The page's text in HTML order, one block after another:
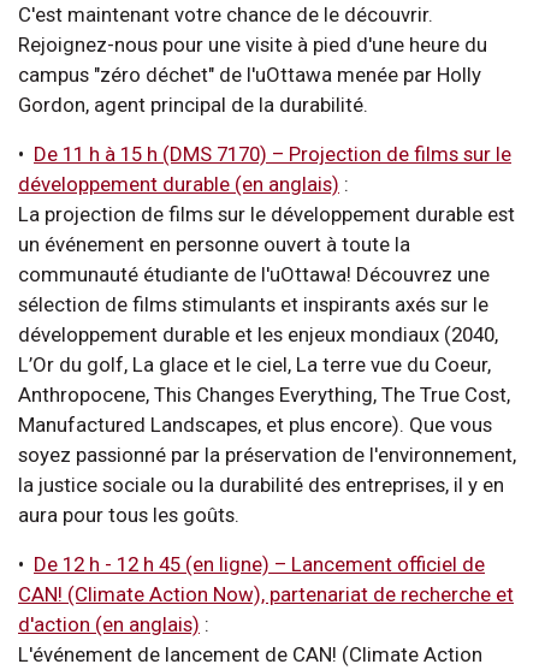
C'est maintenant votre chance de le découvrir.
Rejoignez-nous pour une visite à pied d'une heure du
campus "zéro déchet" de l'uOttawa menée par Holly
Gordon, agent principal de la durabilité.
• De 11 h à 15 h (DMS 7170) – Projection de films sur le
développement durable (en anglais) :
La projection de films sur le développement durable est
un événement en personne ouvert à toute la
communauté étudiante de l'uOttawa! Découvrez une
sélection de films stimulants et inspirants axés sur le
développement durable et les enjeux mondiaux (2040,
L’Or du golf, La glace et le ciel, La terre vue du Coeur,
Anthropocene, This Changes Everything, The True Cost,
Manufactured Landscapes, et plus encore). Que vous
soyez passionné par la préservation de l'environnement,
la justice sociale ou la durabilité des entreprises, il y en
aura pour tous les goûts.
• De 12 h - 12 h 45 (en ligne) – Lancement officiel de
CAN! (Climate Action Now), partenariat de recherche et
d'action (en anglais) :
L'événement de lancement de CAN! (Climate Action